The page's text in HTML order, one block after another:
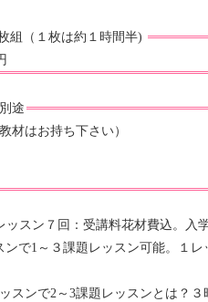
組（１枚は約１時間半)
途
材はお持ち下さい）
ッスン７回：受講料花材費込。入
ンで1～３課題レッスン可能。１
スンで2～3課題レッスンとは？３